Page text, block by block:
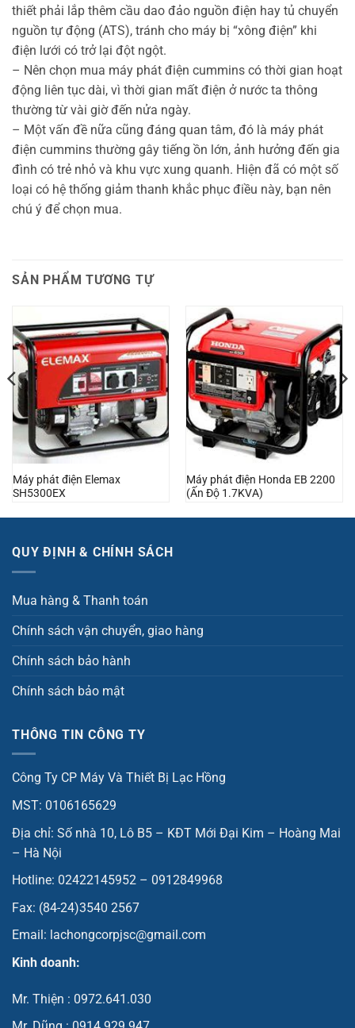
thiết phải lắp thêm cầu dao đảo nguồn điện hay tủ chuyển
nguồn tự động (ATS), tránh cho máy bị “xông điện” khi
điện lưới có trở lại đột ngột.
– Nên chọn mua máy phát điện cummins có thời gian hoạt
động liên tục dài, vì thời gian mất điện ở nước ta thông
thường từ vài giờ đến nửa ngày.
– Một vấn đề nữa cũng đáng quan tâm, đó là máy phát
điện cummins thường gây tiếng ồn lớn, ảnh hưởng đến gia
đình có trẻ nhỏ và khu vực xung quanh. Hiện đã có một số
loại có hệ thống giảm thanh khắc phục điều này, bạn nên
chú ý để chọn mua.
SẢN PHẨM TƯƠNG TỰ
Máy phát điện Elemax
SH5300EX
Máy phát điện Honda EB 2200
(Ấn Độ 1.7KVA)
QUY ĐỊNH & CHÍNH SÁCH
Mua hàng & Thanh toán
Chính sách vận chuyển, giao hàng
Chính sách bảo hành
Chính sách bảo mật
THÔNG TIN CÔNG TY
Công Ty CP Máy Và Thiết Bị Lạc Hồng
MST: 0106165629
Địa chỉ: Số nhà 10, Lô B5 – KĐT Mới Đại Kim – Hoàng Mai
– Hà Nội
Hotline: 02422145952 – 0912849968
Fax: (84-24)3540 2567
Email: lachongcorpjsc@gmail.com
Kinh doanh:
Mr. Thiện : 0972.641.030